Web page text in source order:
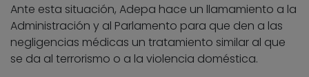
Ante esta situación, Adepa hace un llamamiento a la
Administración y al Parlamento para que den a las
negligencias médicas un tratamiento similar al que
se da al terrorismo o a la violencia doméstica.